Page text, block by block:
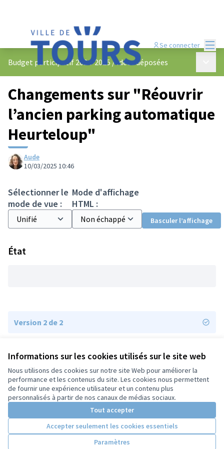
Informations sur les cookies utilisés sur le site web
Nous utilisons des cookies sur notre site Web pour améliorer la
performance et les contenus du site. Les cookies nous permettent
de fournir une expérience utilisateur et un contenu plus
personnalisés à partir de nos canaux de médias sociaux.
Tout accepter
Accepter seulement les cookies essentiels
Paramètres
Se connecter
Budget participatif 2024-2025 /Idées déposées
Changements sur "Réouvrir
l’ancien parking automatique
Heurteloup"
Aude
10/03/2025 10:46
Sélectionner le
mode de vue :
Mode d'affichage
HTML :
Basculer l’affichage
État
Version 2 de 2
Version 1 de 2
Conditions d'utilisation
Paramètres des cookies
Licence
(Lien